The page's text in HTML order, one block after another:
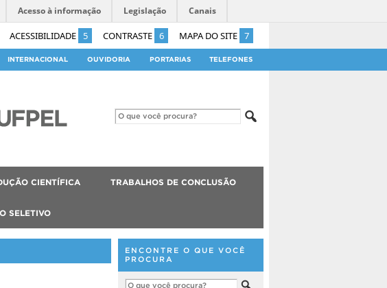
ACESSIBILIDADE 5 CONTRASTE 6 MAPA DO SITE 7
Acesso à informação Legislação Canais
INTERNACIONAL OUVIDORIA PORTARIAS TELEFONES
CIENTÍFICA TRABALHOS DE CONCLUSÃO
SELETIVO
ENCONTRE O QUE VOCÊ
PROCURA